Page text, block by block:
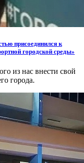
присоединился к
городской среды»
из нас внести свой
города.